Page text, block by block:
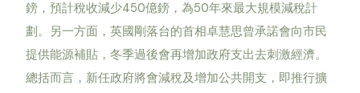
鎊，預計稅收減少450億鎊，為50年來最大規模減稅計
劃。另一方面，英國剛落台的首相卓慧思曾承諾會向市民
提供能源補貼，冬季過後會再增加政府支出去刺激經濟。
總括而言，新任政府將會減稅及增加公共開支，即推行擴